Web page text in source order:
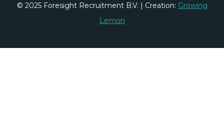
© 2025 Foresight Recruitment B.V. | Creation: Growing
Lemon